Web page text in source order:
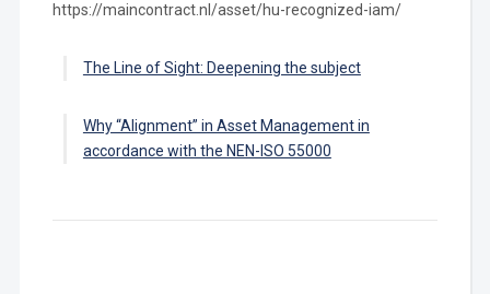
https://maincontract.nl/asset/hu-recognized-iam/
The Line of Sight: Deepening the subject
Why “Alignment” in Asset Management in
accordance with the NEN-ISO 55000